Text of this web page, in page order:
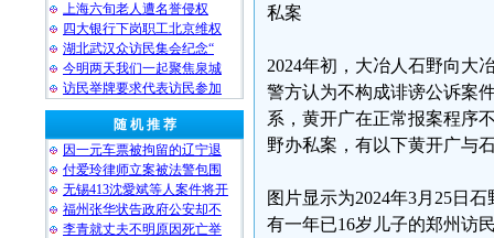
上海六旬老人遭名誉侵权
四大银行下岗职工北京维权
湖北武汉众访民集会纪念“
今明两天我们一起聚焦泉城
访民举牌要求代表访民参加
随 机 推 荐
因一元车票被拘留的辽宁退
付爱玲律师立案被法警包围
无锡413沈愛斌等人案件将开
福州张华状告政府公安却不
李青就丈夫不明原因死亡举
私案
2024年初，大冶人石野向大
警方认为不构成诽谤公诉案
系，黄开广在正常报案程序
野办私案，有以下黄开广与
图片显示为2024年3月25日
有一年已16岁儿子的郑州访